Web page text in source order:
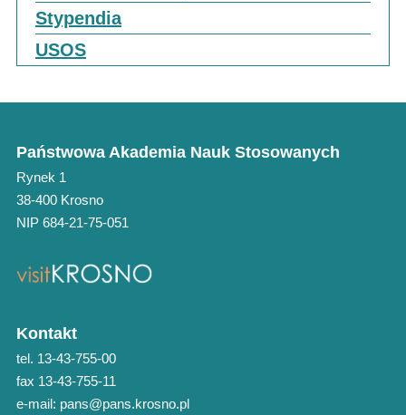
Stypendia
USOS
Państwowa Akademia Nauk Stosowanych
Rynek 1
38-400 Krosno
NIP 684-21-75-051
Kontakt
tel. 13-43-755-00
fax 13-43-755-11
e-mail: pans@pans.krosno.pl